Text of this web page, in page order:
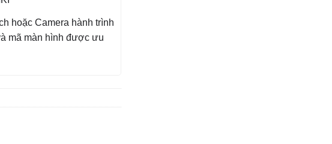
hoặc Camera hành trình
mã màn hình được ưu